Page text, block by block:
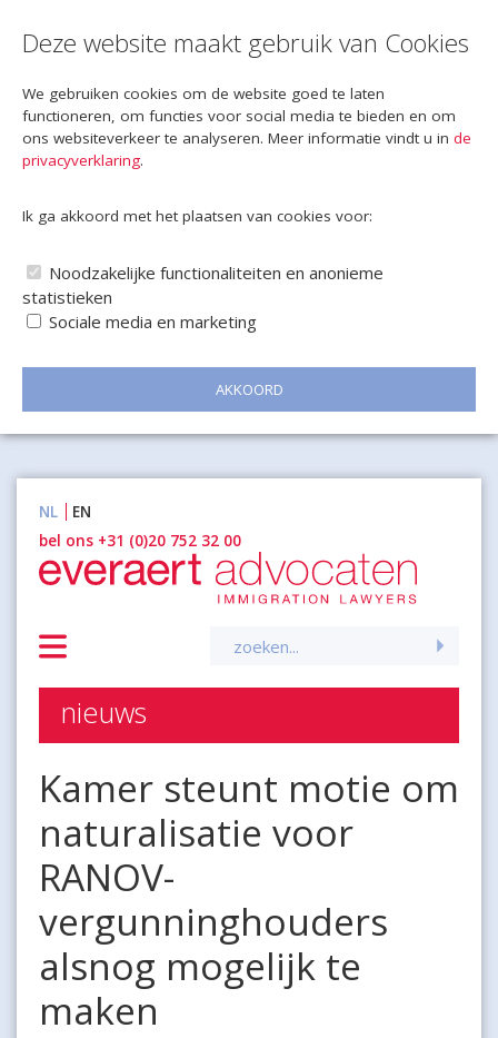
Deze website maakt gebruik van Cookies
We gebruiken cookies om de website goed te laten
functioneren, om functies voor social media te bieden en om
ons websiteverkeer te analyseren. Meer informatie vindt u in de
privacyverklaring.
Ik ga akkoord met het plaatsen van cookies voor:
Noodzakelijke functionaliteiten en anonieme
statistieken
Sociale media en marketing
AKKOORD
inhoud
NL
EN
bel ons +31 (0)20 752 32 00
Zoeken
nieuws
Kamer steunt motie om
naturalisatie voor
RANOV-
vergunninghouders
alsnog mogelijk te
maken